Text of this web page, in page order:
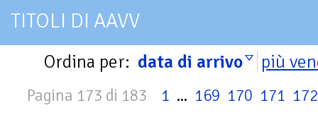
TITOLI DI AAVV
Ordina per: data di arrivo più
Pagina 173 di 183 1 ... 169 170 171 172